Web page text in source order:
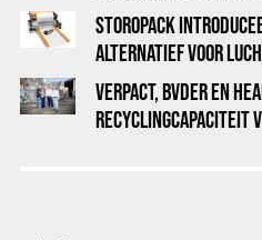
STOROPACK
ALTERNATIEF VOOR
VERPACT, BVDER EN
RECYCLINGCAPACITEIT